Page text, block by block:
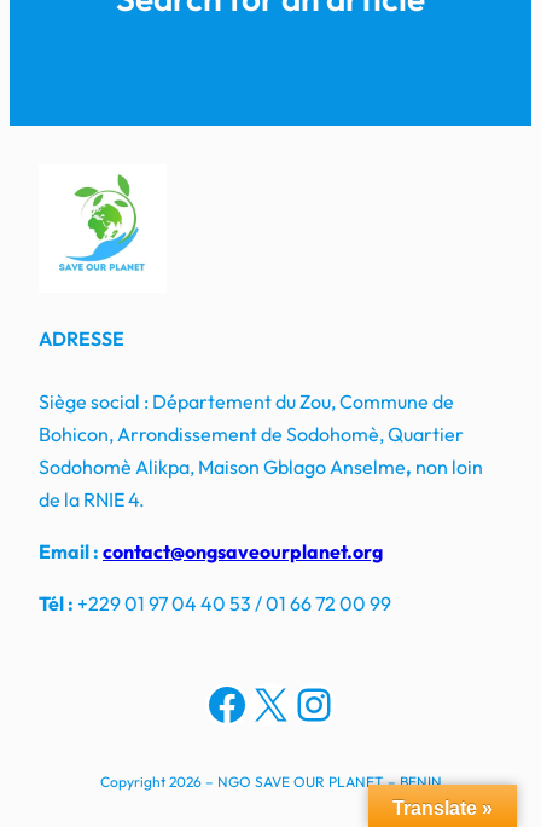
ADRESSE
Siège social : Département du Zou, Commune de
Bohicon, Arrondissement de Sodohomè, Quartier
Sodohomè Alikpa, Maison Gblago Anselme, non loin
de la RNIE 4.
Email : contact@ongsaveourplanet.org
Tél : +229 01 97 04 40 53 / 01 66 72 00 99
Facebook
X Instagram
Copyright 2026 – NGO SAVE OUR PLANET – BENIN
Translate »